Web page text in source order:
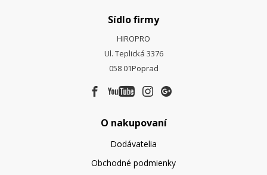
Sídlo firmy
HIROPRO
Ul. Teplická 3376
058 01Poprad
O nakupovaní
Dodávatelia
Obchodné podmienky